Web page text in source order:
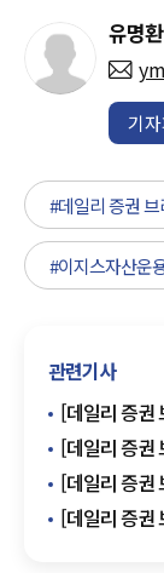
유명환
기
#데일리 증권
#이지스자산운
관련기사
[데일리 증권
배당커버드
[데일리 증권
3000억원 모
[데일리 증권
돌파 外
[데일리 증권